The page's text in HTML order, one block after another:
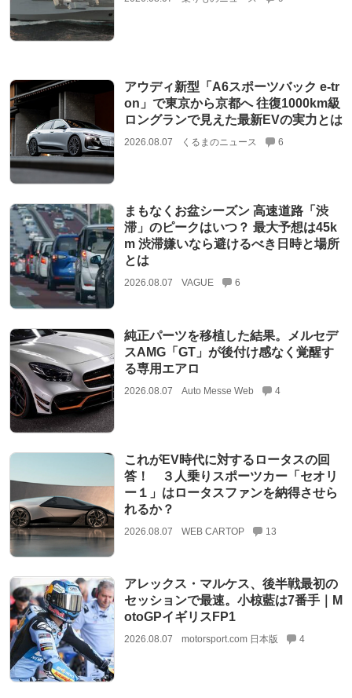
アウディ新型「A6スポーツバック e-tr
on」で東京から京都へ 往復1000km級
ロングランで見えた最新EVの実力とは
2026.08.07 くるまのニュース 6
まもなくお盆シーズン 高速道路「渋
滞」のピークはいつ？ 最大予想は45k
m 渋滞嫌いなら避けるべき日時と場所
とは
2026.08.07 VAGUE 6
純正パーツを移植した結果。メルセデ
スAMG「GT」が後付け感なく覚醒す
る専用エアロ
2026.08.07 Auto Messe Web 4
これがEV時代に対するロータスの回
答！ ３人乗りスポーツカー「セオリ
ー１」はロータスファンを納得させら
れるか？
2026.08.07 WEB CARTOP 13
アレックス・マルケス、後半戦最初の
セッションで最速。小椋藍は7番手｜M
otoGPイギリスFP1
2026.08.07 motorsport.com 日本版 4